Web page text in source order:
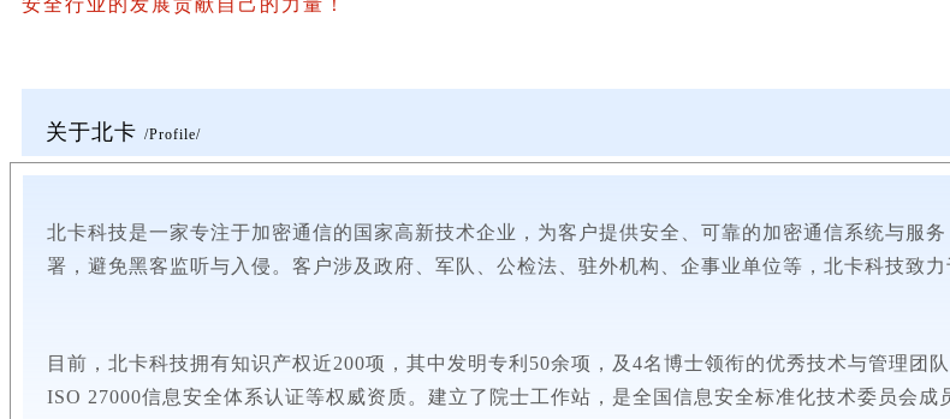
安全行业的发展贡献自己的力量！
关于北卡 /Profile/
北卡科技是一家专注于加密通信的国家高新技术企业，为客户提供安全、可靠的加密通信系统与服
署，避免黑客监听与入侵。 客户涉及政府 、军队、 公检法 驻外机构、 企事业单位等，北卡科技致
目前，北卡科技拥有知识产权近200项，其中发明专利50余项，及4名博士领衔的优秀技术与管理团
ISO 27000信息安全体系认证等权威资质。建立了院士工作站，是全国信息安全标准化技术委员会